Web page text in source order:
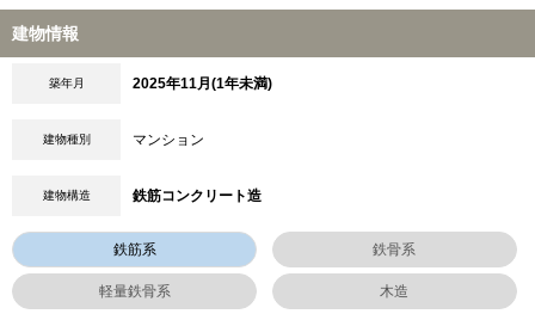
建物情報
築年月 2025年11月(1年未満)
建物種別 マンション
建物構造 鉄筋コンクリート造
鉄筋系 鉄骨系
軽量鉄骨系 木造